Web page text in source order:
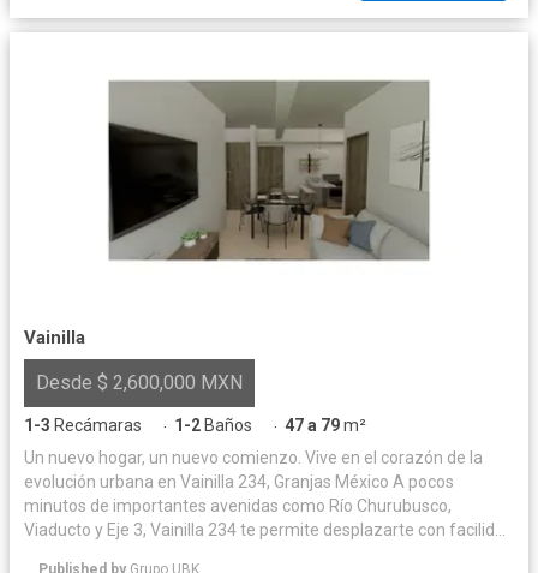
Vainilla
Desde $ 2,600,000 MXN
1-3 Recámaras · 1-2 Baños · 47 a 79m²
Un nuevo hogar, un nuevo comienzo. Vive en el corazón de la
evolución urbana en Vainilla 234, Granjas México A pocos
minutos de importantes avenidas como Río Churubusco,
Viaducto y Eje 3, Vainilla 234 te permite desplazarte con facilidad